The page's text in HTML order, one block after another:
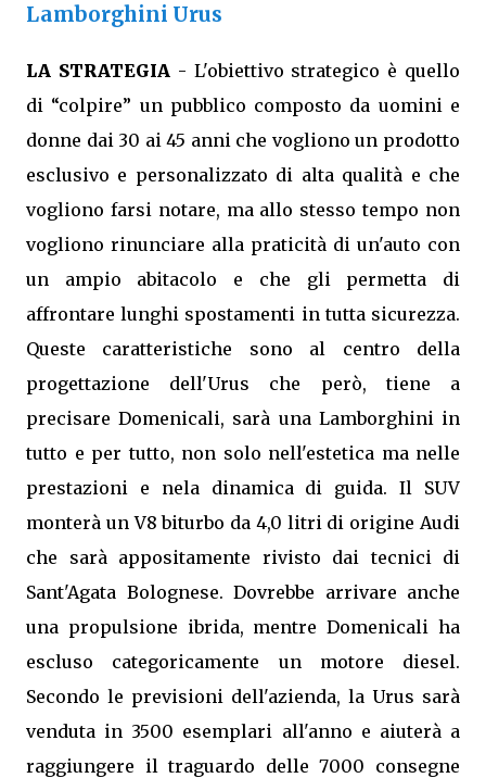
Lamborghini Urus
LA STRATEGIA - L'obiettivo strategico è quello
di “colpire” un pubblico composto da uomini e
donne dai 30 ai 45 anni che vogliono un prodotto
esclusivo e personalizzato di alta qualità e che
vogliono farsi notare, ma allo stesso tempo non
vogliono rinunciare alla praticità di un'auto con
un ampio abitacolo e che gli permetta di
affrontare lunghi spostamenti in tutta sicurezza.
Queste caratteristiche sono al centro della
progettazione dell'Urus che però, tiene a
precisare Domenicali, sarà una Lamborghini in
tutto e per tutto, non solo nell'estetica ma nelle
prestazioni e nela dinamica di guida. Il SUV
monterà un V8 biturbo da 4,0 litri di origine Audi
che sarà appositamente rivisto dai tecnici di
Sant'Agata Bolognese. Dovrebbe arrivare anche
una propulsione ibrida, mentre Domenicali ha
escluso categoricamente un motore diesel.
Secondo le previsioni dell'azienda, la Urus sarà
venduta in 3500 esemplari all'anno e aiuterà a
raggiungere il traguardo delle 7000 consegne